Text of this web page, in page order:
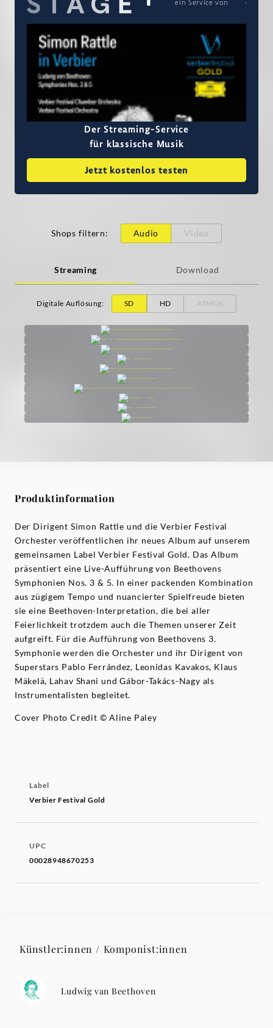
ein Service von
Der Streaming-Service
für klassische Musik
Jetzt kostenlos testen
Shops filtern: Audio Video
Streaming Download
Digitale Auflösung: SD HD ATMOS
Produktinformation
Der Dirigent Simon Rattle und die Verbier Festival
Orchester veröffentlichen ihr neues Album auf unserem
gemeinsamen Label Verbier Festival Gold. Das Album
präsentiert eine Live-Aufführung von Beethovens
Symphonien Nos. 3 & 5. In einer packenden Kombination
aus zügigem Tempo und nuancierter Spielfreude bieten
sie eine Beethoven-Interpretation, die bei aller
Feierlichkeit trotzdem auch die Themen unserer Zeit
aufgreift. Für die Aufführung von Beethovens 3.
Symphonie werden die Orchester und ihr Dirigent von
Superstars Pablo Ferrández, Leonidas Kavakos, Klaus
Mäkelä, Lahav Shani und Gábor-Takács-Nagy als
Instrumentalisten begleitet.
Cover Photo Credit © Aline Paley
Label
Verbier Festival Gold
UPC
00028948670253
Künstler:innen / Komponist:innen
Ludwig van Beethoven